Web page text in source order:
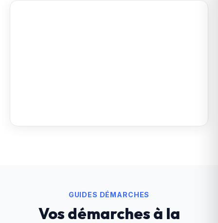
GUIDES DÉMARCHES
Vos démarches à la